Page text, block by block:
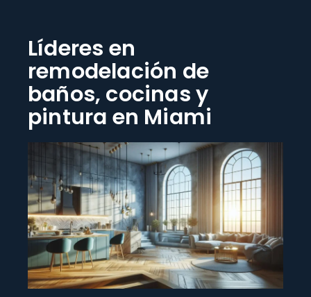
Líderes en
remodelación de
baños, cocinas y
pintura en Miami